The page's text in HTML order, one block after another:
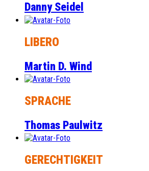
Danny Seidel
LIBERO
Martin D. Wind
SPRACHE
Thomas Paulwitz
GERECHTIGKEIT